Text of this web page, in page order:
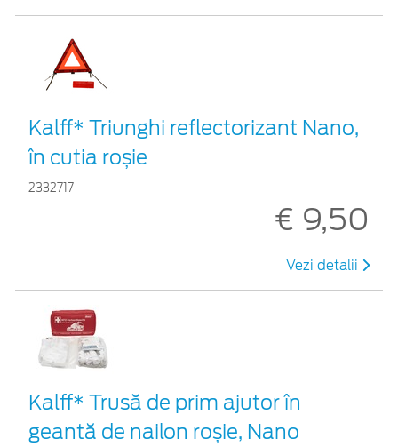
Kalff* Triunghi reflectorizant Nano,
în cutia roșie
2332717
€ 9,50
Vezi detalii
Kalff* Trusă de prim ajutor în
geantă de nailon roșie, Nano